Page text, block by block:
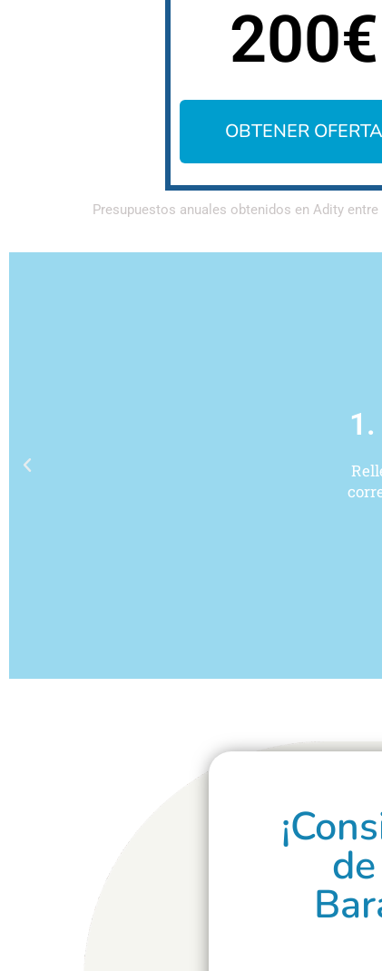
200€
OBTENER OFERTA
Presupuestos anuales obtenidos en Adity